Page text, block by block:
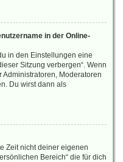
in der Online-
in den Einstellungen eine
Sitzung verbergen“. Wenn
Moderatoren
Du wirst dann als
Zeit nicht deiner eigenen
Bereich“ die für dich